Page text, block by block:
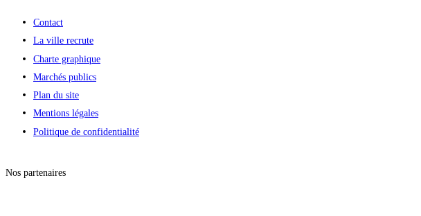
Contact
La ville recrute
Charte graphique
Marchés publics
Plan du site
Mentions légales
Politique de confidentialité
Nos partenaires